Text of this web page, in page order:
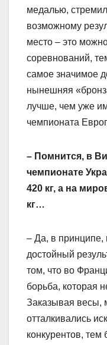
медалью,
возможному
место – это
соревнований,
самое значимое
нынешняя
лучше, чем уже
чемпионата
– Помнится, в
чемпионате
420 кг, а на
кг…
– Да, в принципе,
достойный
том, что во
борьба, которая
Заказывая весы,
отталкивались
конкурентов, тем